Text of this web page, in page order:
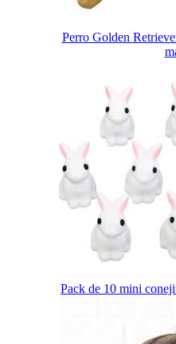
Perro Golden
Pack de 10 mini